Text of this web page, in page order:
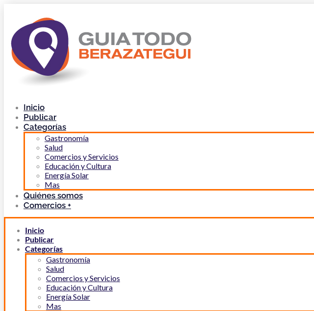
Inicio
Publicar
Categorías
Gastronomía
Salud
Comercios y Servicios
Educación y Cultura
Energía Solar
Mas
Quiénes somos
Comercios +
Inicio
Publicar
Categorías
Gastronomía
Salud
Comercios y Servicios
Educación y Cultura
Energía Solar
Mas